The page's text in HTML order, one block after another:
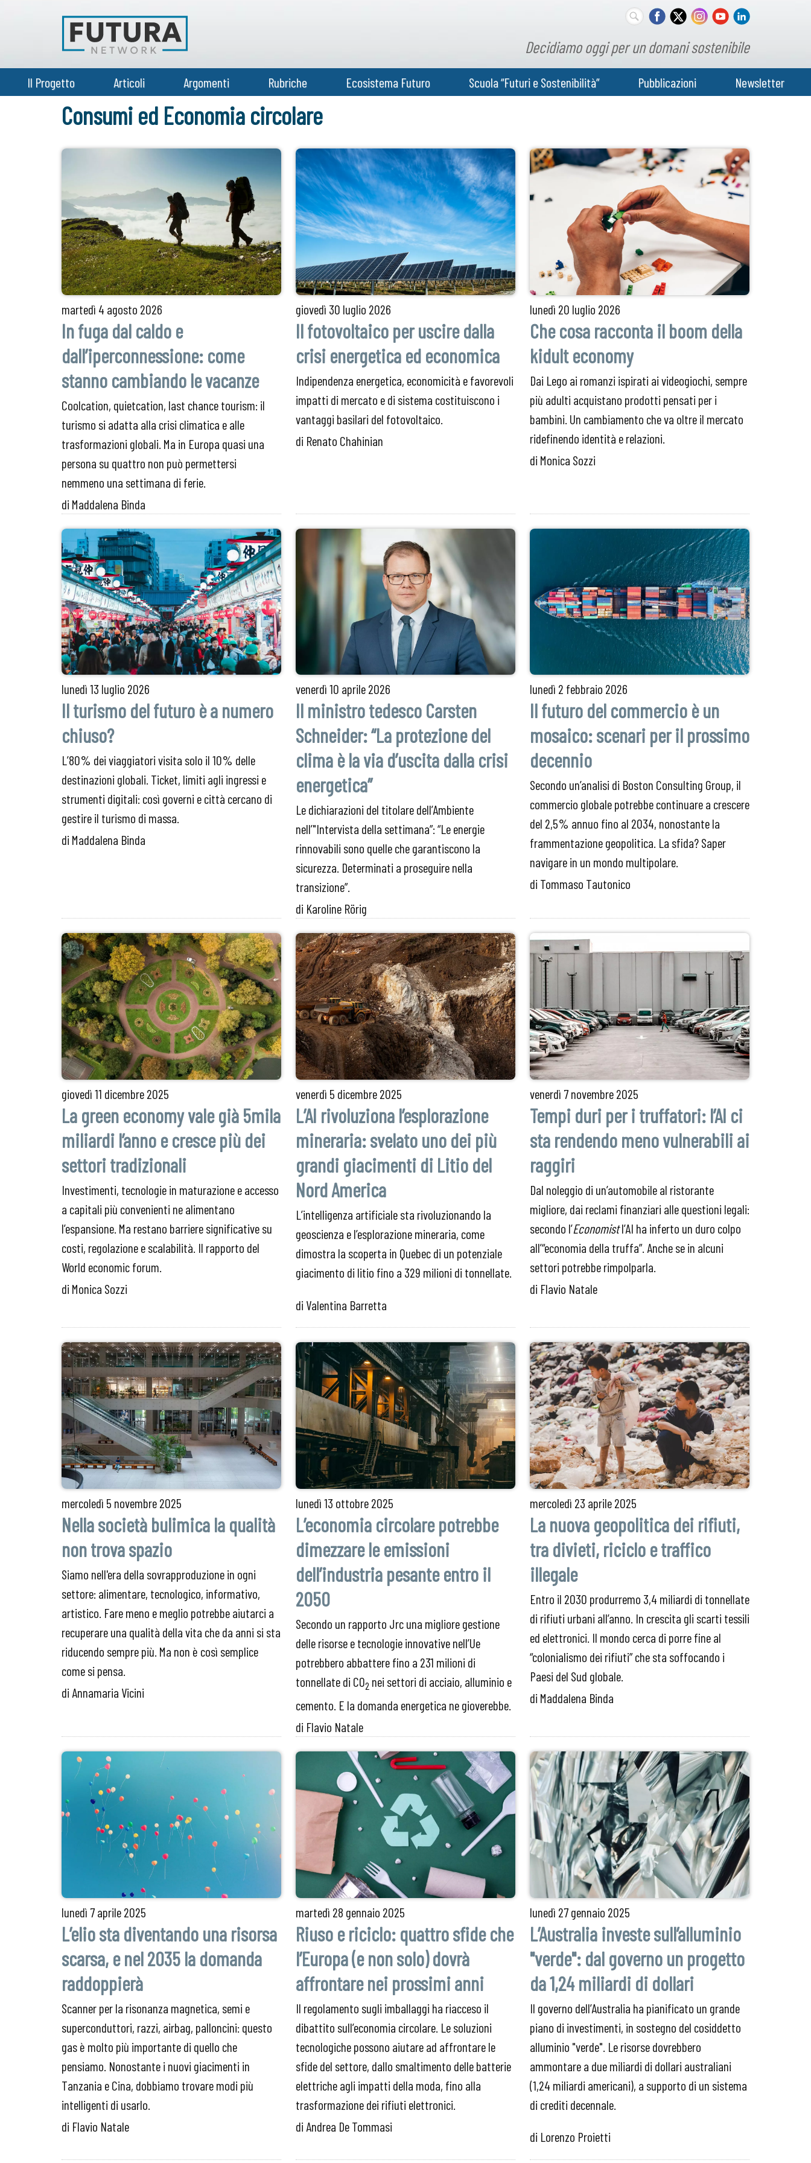
Decidiamo oggi per un domani sostenibile
Il Progetto Articoli Argomenti Rubriche Ecosistema Futuro Scuola “Futuri e Sostenibilità” Pubblicazioni Newsletter
Consumi ed Economia circolare
martedì 4 agosto 2026
In fuga dal caldo e
dall’iperconnessione: come
stanno cambiando le vacanze
Coolcation, quietcation, last chance tourism: il
turismo si adatta alla crisi climatica e alle
trasformazioni globali. Ma in Europa quasi una
persona su quattro non può permettersi
nemmeno una settimana di ferie.
di Maddalena Binda
giovedì 30 luglio 2026
Il fotovoltaico per uscire dalla
crisi energetica ed economica
Indipendenza energetica, economicità e favorevoli
impatti di mercato e di sistema costituiscono i
vantaggi basilari del fotovoltaico.
di Renato Chahinian
lunedì 20 luglio 2026
Che cosa racconta il boom della
kidult economy
Dai Lego ai romanzi ispirati ai videogiochi, sempre
più adulti acquistano prodotti pensati per i
bambini. Un cambiamento che va oltre il mercato
ridefinendo identità e relazioni.
di Monica Sozzi
lunedì13 luglio 2026
Il turismo del futuro è a numero
chiuso?
L’80% dei viaggiatori visita solo il 10% delle
destinazioni globali. Ticket, limiti agli ingressi e
strumenti digitali: così governi e città cercano di
gestire il turismo di massa.
di Maddalena Binda
venerdì10 aprile 2026
Il ministro tedesco Carsten
Schneider: “La protezione del
clima è la via d’uscita dalla crisi
energetica”
Le dichiarazioni del titolare dell’Ambiente
nell’"Intervista della settimana”: “Le energie
rinnovabili sono quelle che garantiscono la
sicurezza. Determinati a proseguire nella
transizione”.
di Karoline Rörig
lunedì 2 febbraio 2026
Il futuro del commercio è un
mosaico: scenari per il prossimo
decennio
Secondo un’analisi di Boston Consulting Group, il
commercio globale potrebbe continuare a crescere
del 2,5% annuo fino al 2034, nonostante la
frammentazione geopolitica. La sfida? Saper
navigare in un mondo multipolare.
di Tommaso Tautonico
giovedì11 dicembre 2025
La green economy vale già 5mila
miliardi l’anno e cresce più dei
settori tradizionali
Investimenti, tecnologie in maturazione e accesso
a capitali più convenienti ne alimentano
l’espansione. Ma restano barriere significative su
costi, regolazione e scalabilità. Il rapporto del
World economic forum.
di Monica Sozzi
venerdì 5 dicembre 2025
L’AI rivoluziona l’esplorazione
mineraria: svelato uno dei più
grandi giacimenti di Litio del
Nord America
L’intelligenza artificiale sta rivoluzionando la
geoscienza e l’esplorazione mineraria, come
dimostra la scoperta in Quebec di un potenziale
giacimento di litio fino a 329 milioni di tonnellate.
di Valentina Barretta
venerdì 7 novembre 2025
Tempi duri per i truffatori: l’AI ci
sta rendendo meno vulnerabili ai
raggiri
Dal noleggio di un’automobile al ristorante
migliore, dai reclami finanziari alle questioni legali:
secondo l’Economistl’AI ha inferto un duro colpo
all’“economia della truffa”. Anche se in alcuni
settori potrebbe rimpolparla.
di Flavio Natale
mercoledì 5 novembre 2025
Nella società bulimica la qualità
non trova spazio
Siamo nell'era della sovrapproduzione in ogni
settore: alimentare, tecnologico, informativo,
artistico. Fare meno e meglio potrebbe aiutarci a
recuperare una qualità della vita che da anni si sta
riducendo sempre più. Ma non è così semplice
come si pensa.
di Annamaria Vicini
lunedì13 ottobre 2025
L’economia circolare potrebbe
dimezzare le emissioni
dell’industria pesante entro il
2050
Secondo un rapporto Jrc una migliore gestione
delle risorse e tecnologie innovative nell’Ue
potrebbero abbattere fino a 231 milioni di
tonnellate di CO2 nei settori di acciaio, alluminio e
cemento. E la domanda energetica ne gioverebbe.
di Flavio Natale
mercoledì 23 aprile 2025
La nuova geopolitica dei rifiuti,
tra divieti, riciclo e traffico
illegale
Entro il 2030 produrremo 3,4 miliardi di tonnellate
di rifiuti urbani all’anno. In crescita gli scarti tessili
ed elettronici. Il mondo cerca di porre fine al
“colonialismo dei rifiuti” che sta soffocando i
Paesi del Sud globale.
di Maddalena Binda
lunedì 7 aprile 2025
L’elio sta diventando una risorsa
scarsa, e nel 2035 la domanda
raddoppierà
Scanner per la risonanza magnetica, semi e
superconduttori, razzi, airbag, palloncini: questo
gas è molto più importante di quello che
pensiamo. Nonostante i nuovi giacimenti in
Tanzania e Cina, dobbiamo trovare modi più
intelligenti di usarlo.
di Flavio Natale
martedì 28 gennaio 2025
Riuso e riciclo: quattro sfide che
l’Europa (e non solo) dovrà
affrontare nei prossimi anni
Il regolamento sugli imballaggi ha riacceso il
dibattito sull’economia circolare. Le soluzioni
tecnologiche possono aiutare ad affrontare le
sfide del settore, dallo smaltimento delle batterie
elettriche agli impatti della moda, fino alla
trasformazione dei rifiuti elettronici.
di Andrea De Tommasi
lunedì 27 gennaio 2025
L’Australia investe sull’alluminio
"verde": dal governo un progetto
da 1,24 miliardi di dollari
Il governo dell’Australia ha pianificato un grande
piano di investimenti, in sostegno del cosiddetto
alluminio "verde". Le risorse dovrebbero
ammontare a due miliardi di dollari australiani
(1,24 miliardi americani), a supporto di un sistema
di crediti decennale.
di Lorenzo Proietti